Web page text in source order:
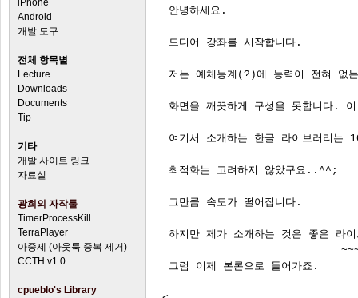
iPhone
Android
개발 도구
전체 항목별
Lecture
Downloads
Documents
Tip
기타
개발 사이트 링크
자료실
광희의 자작툴
TimerProcessKill
TerraPlayer
아중제 (아웃룩 중복 제거)
CCTH v1.0
cpueblo's Library